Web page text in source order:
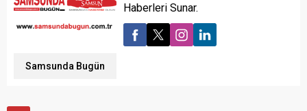
Samsunda Bugün
Haberleri Sunar.